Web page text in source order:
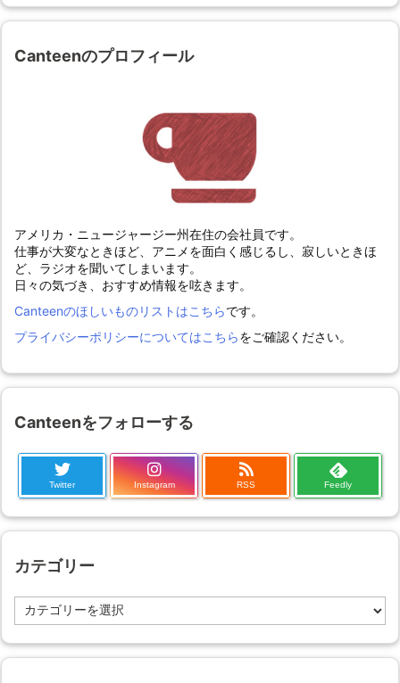
Canteenのプロフィール
アメリカ・ニュージャージー州在住の会社員です。
仕事が大変なときほど、アニメを面白く感じるし、寂しいときほ
ど、ラジオを聞いてしまいます。
日々の気づき、おすすめ情報を呟きます。
Canteenのほしいものリストはこちらです。
プライバシーポリシーについてはこちらをご確認ください。
Canteenをフォローする
Twitter Instagram RSS Feedly
カテゴリー
テ
リ